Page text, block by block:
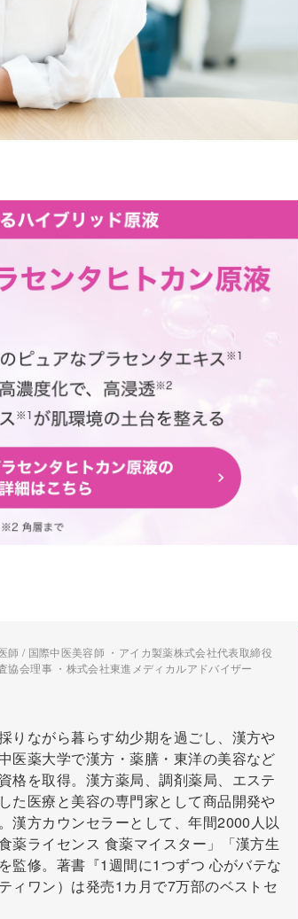
師 / 国際中医美容師 ・アイカ製薬株式会社代表取締役
協会理事 ・株式会社東進メディカルアドバイザー
りながら暮らす幼少期を過ごし、漢方や
医薬大学で漢方・薬膳・東洋の美容など
格を取得。漢方薬局、調剤薬局、エステ
た医療と美容の専門家として商品開発や
漢方カウンセラーとして、年間2000人以
薬ライセンス 食薬マイスター」「漢方生
監修。著書『1週間に1つずつ 心がバテな
ィワン）は発売1カ月で7万部のベストセ